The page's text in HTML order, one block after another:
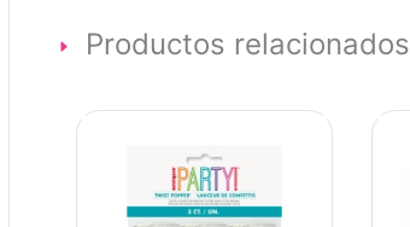
Productos relacionados